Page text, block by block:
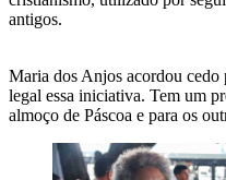
antigos.
Maria dos Anjos acordou cedo
legal essa iniciativa. Tem um
almoço de Páscoa e para os